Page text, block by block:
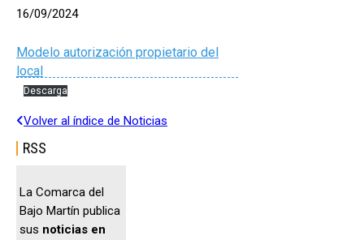
16/09/2024
Modelo autorización propietario del
local
Descarga
Volver al índice de Noticias
RSS
La Comarca del
Bajo Martín publica
sus noticias en